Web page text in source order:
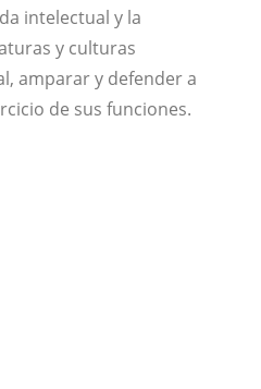
intelectual y la
y culturas
amparar y defender a
de sus funciones.